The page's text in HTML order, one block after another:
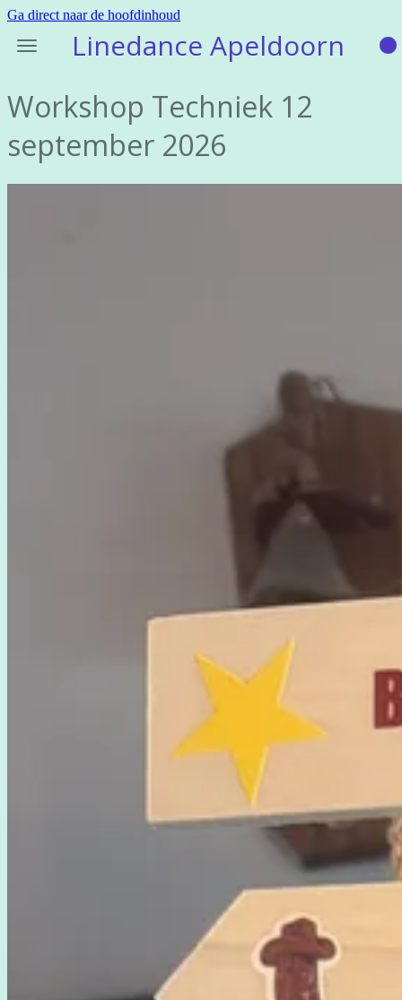
Ga direct naar de hoofdinhoud
Linedance Apeldoorn
Workshop Techniek 12
september 2026